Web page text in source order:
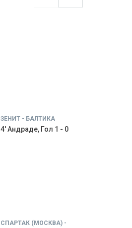
ЗЕНИТ - БАЛТИКА
4' Андраде, Гол 1 - 0
СПАРТАК (МОСКВА) -